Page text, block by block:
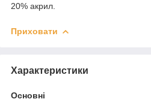
20% акрил.
Приховати
Характеристики
Основні